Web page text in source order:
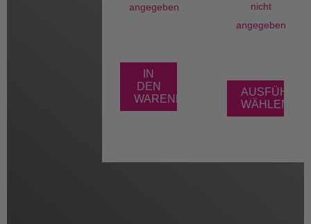
angegeben
IN
DEN
WARENKORB
nicht
angegeben
WÄHLEN